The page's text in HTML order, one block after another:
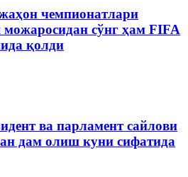
чемпионатлари
сўнг ҳам FIFA
қолди
ва парламент сайлови
дам олиш куни сифатида